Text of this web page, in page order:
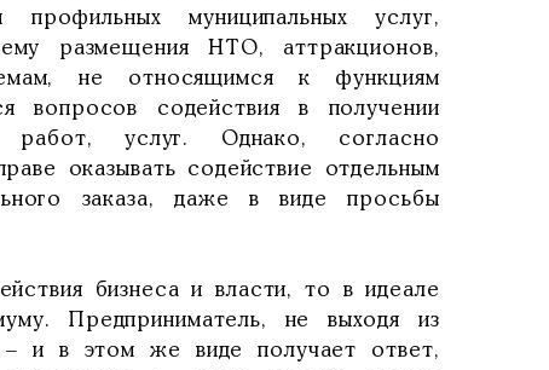
профильных муниципальных услуг,
размещения НТО, аттракционов,
не относящимся к функциям
вопросов содействия в получении
работ, услуг. Однако, согласно
оказывать содействие отдельным
заказа, даже в виде просьбы
бизнеса и власти, то в идеале
Предприниматель, не выходя из
– и в этом же виде получает ответ,